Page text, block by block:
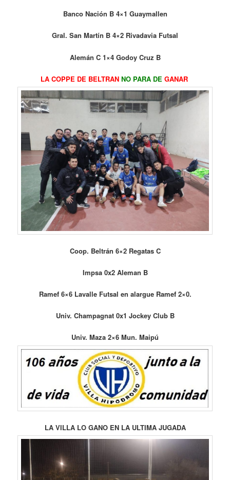
Banco Nación B 4×1 Guaymallen
Gral. San Martín B 4×2 Rivadavia Futsal
Alemán C 1×4 Godoy Cruz B
LA COPPE DE BELTRAN NO PARA DE GANAR
Coop. Beltrán 6×2 Regatas C
Impsa 0x2 Aleman B
Ramef 6×6 Lavalle Futsal en alargue Ramef 2×0.
Univ. Champagnat 0x1 Jockey Club B
Univ. Maza 2×6 Mun. Maipú
LA VILLA LO GANO EN LA ULTIMA JUGADA